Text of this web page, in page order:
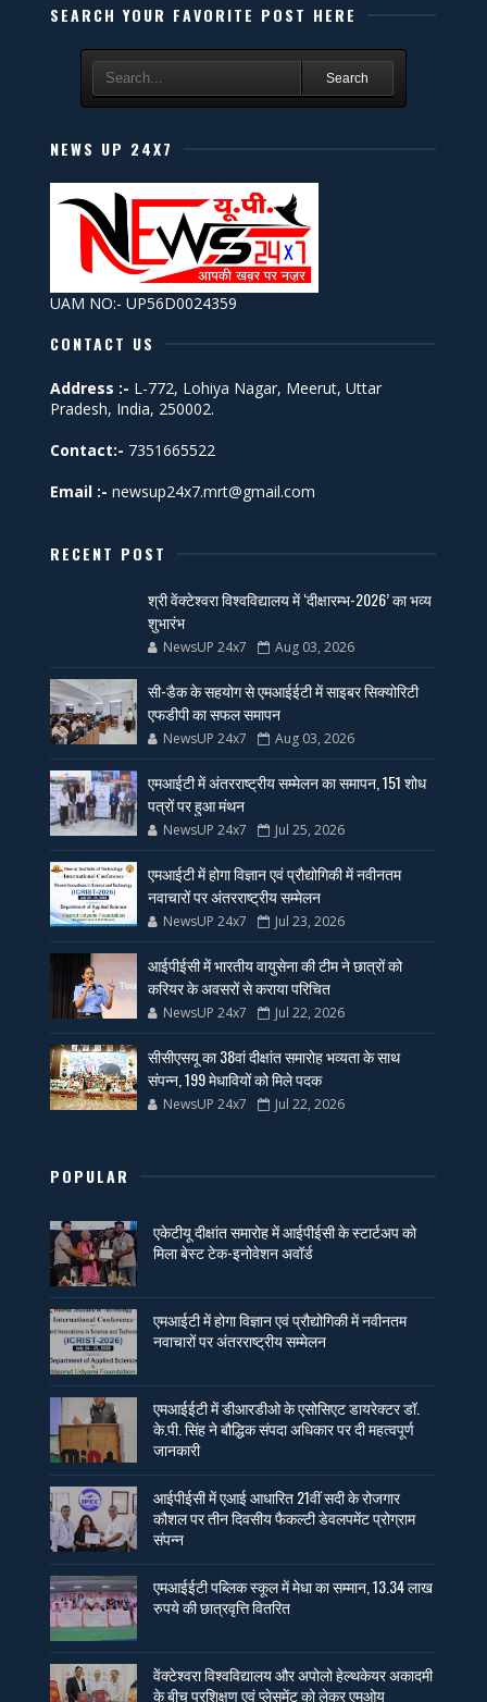
SEARCH YOUR FAVORITE POST HERE
Search
NEWS UP 24X7
UAM NO:- UP56D0024359
CONTACT US
Address :- L-772, Lohiya Nagar, Meerut, Uttar
Pradesh, India, 250002.
Contact:- 7351665522
Email :- newsup24x7.mrt@gmail.com
RECENT POST
श्री वेंक्टेश्वरा विश्वविद्यालय में ‘दीक्षारम्भ-2026’ का भव्य
शुभारंभ
NewsUP 24x7 Aug 03, 2026
सी-डैक के सहयोग से एमआईईटी में साइबर सिक्योरिटी
एफडीपी का सफल समापन
NewsUP 24x7 Aug 03, 2026
एमआईटी में अंतरराष्ट्रीय सम्मेलन का समापन, 151 शोध
पत्रों पर हुआ मंथन
NewsUP 24x7 Jul 25, 2026
एमआईटी में होगा विज्ञान एवं प्रौद्योगिकी में नवीनतम
नवाचारों पर अंतरराष्ट्रीय सम्मेलन
NewsUP 24x7 Jul 23, 2026
आईपीईसी में भारतीय वायुसेना की टीम ने छात्रों को
करियर के अवसरों से कराया परिचित
NewsUP 24x7 Jul 22, 2026
सीसीएसयू का 38वां दीक्षांत समारोह भव्यता के साथ
संपन्न, 199 मेधावियों को मिले पदक
NewsUP 24x7 Jul 22, 2026
POPULAR
एकेटीयू दीक्षांत समारोह में आईपीईसी के स्टार्टअप को
मिला बेस्ट टेक-इनोवेशन अवॉर्ड
एमआईटी में होगा विज्ञान एवं प्रौद्योगिकी में नवीनतम
नवाचारों पर अंतरराष्ट्रीय सम्मेलन
एमआईईटी में डीआरडीओ के एसोसिएट डायरेक्टर डॉ.
के.पी. सिंह ने बौद्धिक संपदा अधिकार पर दी महत्वपूर्ण
जानकारी
आईपीईसी में एआई आधारित 21वीं सदी के रोजगार
कौशल पर तीन दिवसीय फैकल्टी डेवलपमेंट प्रोग्राम
संपन्न
एमआईईटी पब्लिक स्कूल में मेधा का सम्मान, 13.34 लाख
रुपये की छात्रवृत्ति वितरित
वेंक्टेश्वरा विश्वविद्यालय और अपोलो हेल्थकेयर अकादमी
के बीच प्रशिक्षण एवं प्लेसमेंट को लेकर एमओयू